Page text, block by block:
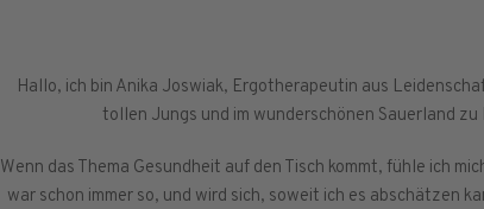
Hallo, ich bin Anika Joswiak, Ergotherapeutin aus
tollen Jungs und im wunderschönen Sauerland zu
Wenn das Thema Gesundheit auf den Tisch kommt, fühle ich
war schon immer so, und wird sich, soweit ich es abschätzen